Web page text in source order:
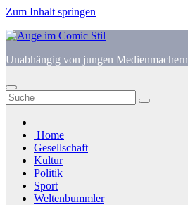
Zum Inhalt springen
Unabhängig von jungen Medienmachern
Home
Gesellschaft
Kultur
Politik
Sport
Weltenbummler